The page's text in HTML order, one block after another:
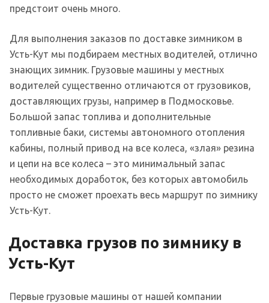
предстоит очень много.
Для выполнения заказов по доставке зимником в
Усть-Кут мы подбираем местных водителей, отлично
знающих зимник. Грузовые машины у местных
водителей существенно отличаются от грузовиков,
доставляющих грузы, например в Подмосковье.
Большой запас топлива и дополнительные
топливные баки, системы автономного отопления
кабины, полный привод на все колеса, «злая» резина
и цепи на все колеса – это минимальный запас
необходимых доработок, без которых автомобиль
просто не сможет проехать весь маршрут по зимнику
Усть-Кут.
Доставка грузов по зимнику в
Усть-Кут
Первые грузовые машины от нашей компании